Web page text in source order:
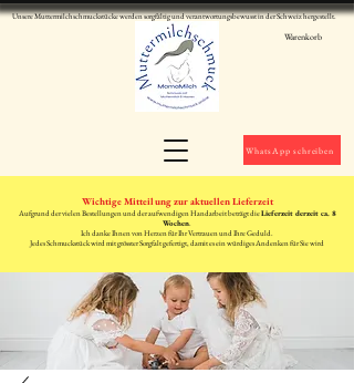
Unsere Muttermilchschmuckstücke werden sorgfältig und verantwortungsbewusst in der Schweiz hergestellt.
Warenkorb
WhatsApp schreiben
Wichtige Mitteilung zur aktuellen Lieferzeit
Aufgrund der vielen Bestellungen und der aufwendigen Handarbeit beträgt dieLieferzeit derzeit ca. 8
Wochen.
Ich danke Ihnen von Herzen für Ihr Vertrauen und Ihre Geduld.
Jedes Schmuckstück wird mit grösster Sorgfalt gefertigt, damit es ein würdiges Andenken für Sie wird